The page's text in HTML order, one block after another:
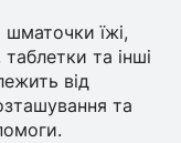
їжі,
таблетки та інші
від
та